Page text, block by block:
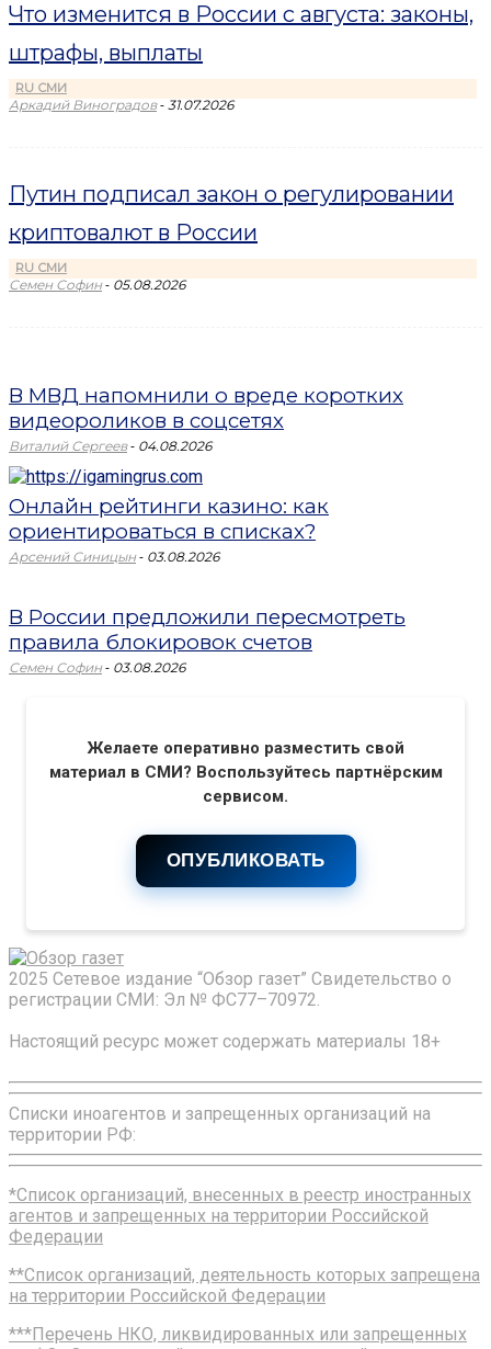
Что изменится в России с августа: законы,
штрафы, выплаты
RU СМИ
Аркадий Виноградов - 31.07.2026
Путин подписал закон о регулировании
криптовалют в России
RU СМИ
Семен Софин - 05.08.2026
В МВД напомнили о вреде коротких
видеороликов в соцсетях
Виталий Сергеев - 04.08.2026
Онлайн рейтинги казино: как
ориентироваться в списках?
Арсений Синицын - 03.08.2026
В России предложили пересмотреть
правила блокировок счетов
Семен Софин - 03.08.2026
Желаете оперативно разместить свой
материал в СМИ? Воспользуйтесь партнёрским
сервисом.
ОПУБЛИКОВАТЬ
2025 Сетевое издание “Обзор газет” Свидетельство о
регистрации СМИ: Эл № ФС77–70972.
Настоящий ресурс может содержать материалы 18+
Списки иноагентов и запрещенных организаций на
территории РФ:
*Список организаций, внесенных в реестр иностранных
агентов и запрещенных на территории Российской
Федерации
**Список организаций, деятельность которых запрещена
на территории Российской Федерации
***Перечень НКО, ликвидированных или запрещенных